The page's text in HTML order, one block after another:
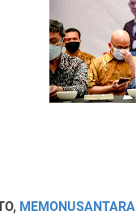
MEMONUSANTARA